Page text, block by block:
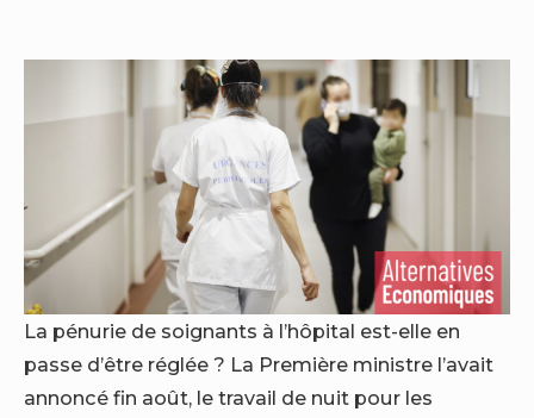
La pénurie de soignants à l’hôpital est-elle en
passe d’être réglée ? La Première ministre l’avait
annoncé fin août, le travail de nuit pour les